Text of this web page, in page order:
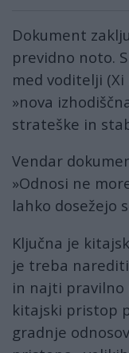
Dokument
previdno noto.
med voditelji
»nova
strateške in
Vendar
»Odnosi ne
lahko dosežejo
Ključna je
je treba
in najti pravilno
kitajski pristop
gradnje